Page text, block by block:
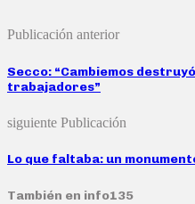
Publicación anterior
Secco: “Cambiemos
trabajadores”
siguiente Publicación
Lo que faltaba: un
También en info135